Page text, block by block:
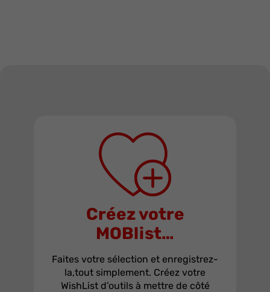
Créez votre
MOBlist…
Faites votre sélection et enregistrez-
la,tout simplement. Créez votre
WishList d’outils à mettre de côté